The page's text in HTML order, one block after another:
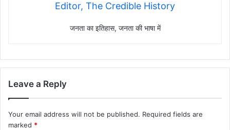
Editor, The Credible History
जनता का इतिहास, जनता की भाषा में
Leave a Reply
Your email address will not be published. Required fields are
marked *